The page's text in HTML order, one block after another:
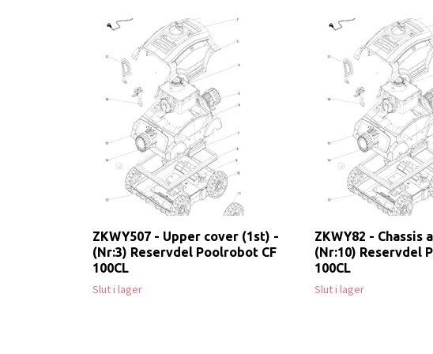
ZKWY507 - Upper cover (1st) -
(Nr:3) Reservdel Poolrobot CF
100CL
Slut i lager
ZKWY82 - Chassis
(Nr:10) Reservdel
100CL
Slut i lager